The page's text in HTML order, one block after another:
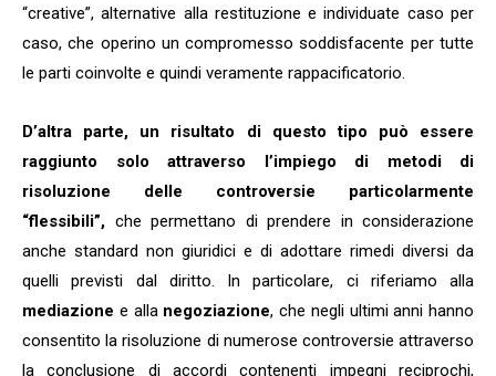
“creative”, alternative alla restituzione e individuate caso per
caso, che operino un compromesso soddisfacente per tutte
le parti coinvolte e quindi veramente rappacificatorio.
D’altra parte, un risultato di questo tipo può essere
raggiunto solo attraverso l’impiego di metodi di
risoluzione delle controversie particolarmente
“flessibili”, che permettano di prendere in considerazione
anche standard non giuridici e di adottare rimedi diversi da
quelli previsti dal diritto. In particolare, ci riferiamo alla
mediazione e alla negoziazione, che negli ultimi anni hanno
consentito la risoluzione di numerose controversie attraverso
la conclusione di accordi contenenti impegni reciprochi,